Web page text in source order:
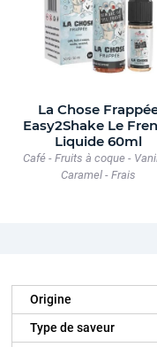
La Chose
Easy2Shake Le
Liquide 60ml
Café - Fruits à coque -
Caramel - Frais
Origine
Type de saveur